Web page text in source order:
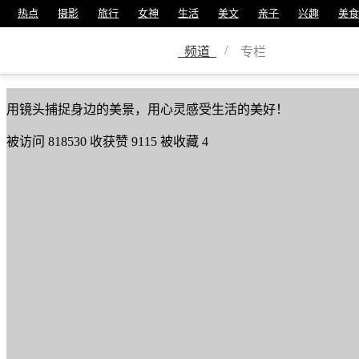
热点 摄影 旅行 女神 生活 美文 亲子 兴趣 美食
频道 / 专栏
美篇号30209273
用镜头捕捉身边的美景，用心灵感受生活的美好！
被访问 818530 收获赞 9115 被收藏 4